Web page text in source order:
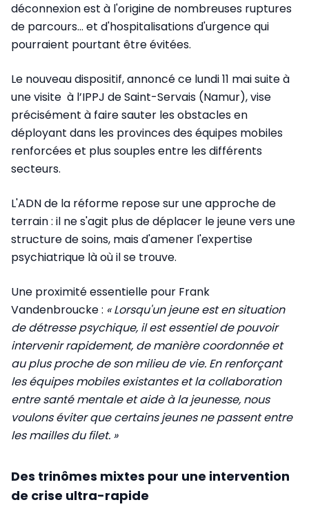
déconnexion est à l'origine de nombreuses ruptures
de parcours... et d'hospitalisations d'urgence qui
pourraient pourtant être évitées.
Le nouveau dispositif, annoncé ce lundi 11 mai suite à
une visite à l’IPPJ de Saint-Servais (Namur), vise
précisément à faire sauter les obstacles en
déployant dans les provinces des équipes mobiles
renforcées et plus souples entre les différents
secteurs.
L'ADN de la réforme repose sur une approche de
terrain : il ne s'agit plus de déplacer le jeune vers une
structure de soins, mais d'amener l'expertise
psychiatrique là où il se trouve.
Une proximité essentielle pour Frank
Vandenbroucke : « Lorsqu'un jeune est en situation
de détresse psychique, il est essentiel de pouvoir
intervenir rapidement, de manière coordonnée et
au plus proche de son milieu de vie. En renforçant
les équipes mobiles existantes et la collaboration
entre santé mentale et aide à la jeunesse, nous
voulons éviter que certains jeunes ne passent entre
les mailles du filet. »
Des trinômes mixtes pour une intervention
de crise ultra-rapide